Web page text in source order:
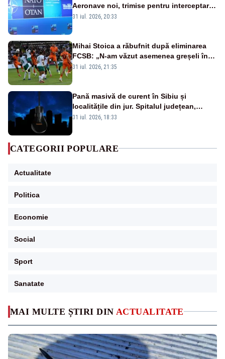
MAI MULTE ȘTIRI DIN ACTUALITATE
Aeronave noi, trimise pentru interceptarea
și distrugerea dronelor
31 iul. 2026, 20:33
Mihai Stoica a răbufnit după eliminarea
FCSB: „N-am văzut asemenea greșeli în
190 de meciuri europene”
31 iul. 2026, 21:35
Pană masivă de curent în Sibiu și
localitățile din jur. Spitalul județean,
semafoarele, rețelele de telefonie, grav
31 iul. 2026, 18:33
CATEGORII POPULARE
Actualitate
Politica
Economie
Social
Sport
Sanatate